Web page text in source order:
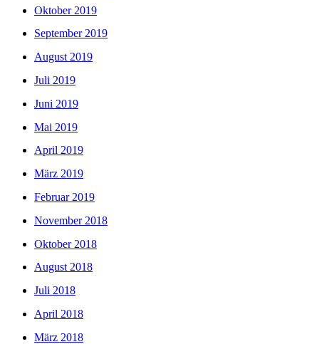
Oktober 2019
September 2019
August 2019
Juli 2019
Juni 2019
Mai 2019
April 2019
März 2019
Februar 2019
November 2018
Oktober 2018
August 2018
Juli 2018
April 2018
März 2018